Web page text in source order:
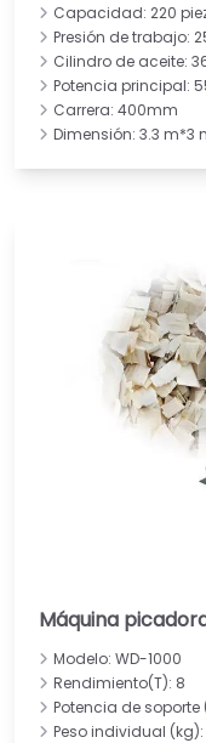
Capacidad: 220
Presión de trabajo:
Cilindro de aceite:
Potencia principal:
Carrera: 400mm
Dimensión: 3.3 m*3
Máquina
Modelo: WD-1000
Rendimiento(T): 8
Potencia de soporte
Peso individual